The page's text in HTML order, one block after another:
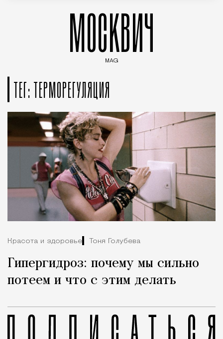
МОСКВИЧ
MAG
ТЕГ: ТЕРМОРЕГУЛЯЦИЯ
Красота и здоровье Тоня Голубева
Гипергидроз: почему мы сильно
потеем и что с этим делать